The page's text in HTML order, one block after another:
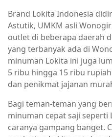
Brand Lokita Indonesia
Astutik, UMKM asli
outlet di beberapa daerah
yang terbanyak ada di
minuman Lokita ini juga
5 ribu hingga 15 ribu
dan penikmat jajanan
Bagi teman-teman yang
minuman cepat saji seperti
caranya gampang banget.